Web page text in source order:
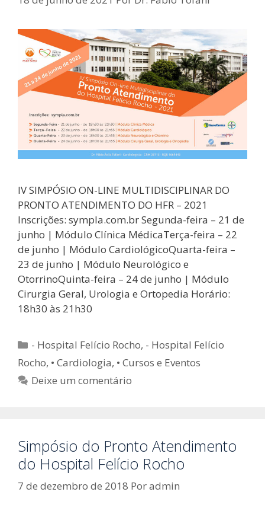
IV SIMPÓSIO ON-LINE MULTIDISCIPLINAR DO
PRONTO ATENDIMENTO DO HFR – 2021
Inscrições: sympla.com.br Segunda-feira – 21 de
junho | Módulo Clínica MédicaTerça-feira – 22
de junho | Módulo CardiológicoQuarta-feira –
23 de junho | Módulo Neurológico e
OtorrinoQuinta-feira – 24 de junho | Módulo
Cirurgia Geral, Urologia e Ortopedia Horário:
18h30 às 21h30
Categorias
- Hospital Felício Rocho, - Hospital Felício
Rocho, • Cardiologia, • Cursos e Eventos
Deixe um comentário
Simpósio do Pronto Atendimento
do Hospital Felício Rocho
7 de dezembro de 2018 Poradmin